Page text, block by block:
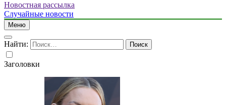
Новостная рассылка
Случайные новости
Меню
Найти:
Заголовки